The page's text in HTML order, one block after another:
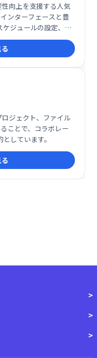
向上を支援する人気
ンターフェースと豊
ジュールの設定、期
マホ、ブラウザなど
ズなタスク管理を実
高度な機能を利用でき
提供しています。
ジェクト、ファイル
ことで、コラボレー
しています。